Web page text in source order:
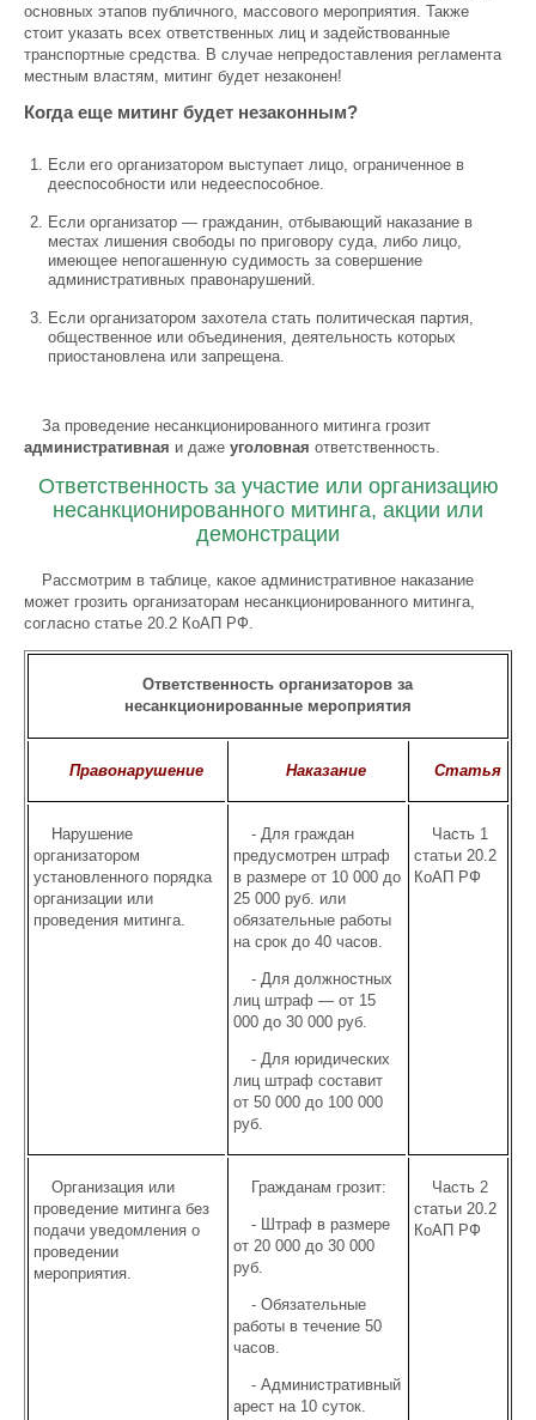
основных этапов публичного, массового мероприятия. Также
стоит указать всех ответственных лиц и задействованные
транспортные средства. В случае непредоставления регламента
местным властям, митинг будет незаконен!
Когда еще митинг будет незаконным?
Если его организатором выступает лицо, ограниченное в
дееспособности или недееспособное.
Если организатор — гражданин, отбывающий наказание в
местах лишения свободы по приговору суда, либо лицо,
имеющее непогашенную судимость за совершение
административных правонарушений.
Если организатором захотела стать политическая партия,
общественное или объединения, деятельность которых
приостановлена или запрещена.
За проведение несанкционированного митинга грозит
административная и даже уголовная ответственность.
Ответственность за участие или организацию
несанкционированного митинга, акции или
демонстрации
Рассмотрим в таблице, какое административное наказание
может грозить организаторам несанкционированного митинга,
согласно статье 20.2 КоАП РФ.
Ответственность организаторов за
несанкционированные мероприятия
Правонарушение Наказание Статья
Нарушение
организатором
установленного порядка
организации или
проведения митинга.
- Для граждан
предусмотрен штраф
в размере от 10 000 до
25 000 руб. или
обязательные работы
на срок до 40 часов.
- Для должностных
лиц штраф — от 15
000 до 30 000 руб.
- Для юридических
лиц штраф составит
от 50 000 до 100 000
руб.
Часть 1
статьи 20.2
КоАП РФ
Организация или
проведение митинга без
подачи уведомления о
проведении
мероприятия.
Гражданам грозит:
- Штраф в размере
от 20 000 до 30 000
руб.
- Обязательные
работы в течение 50
часов.
- Административный
арест на 10 суток.
Часть 2
статьи 20.2
КоАП РФ